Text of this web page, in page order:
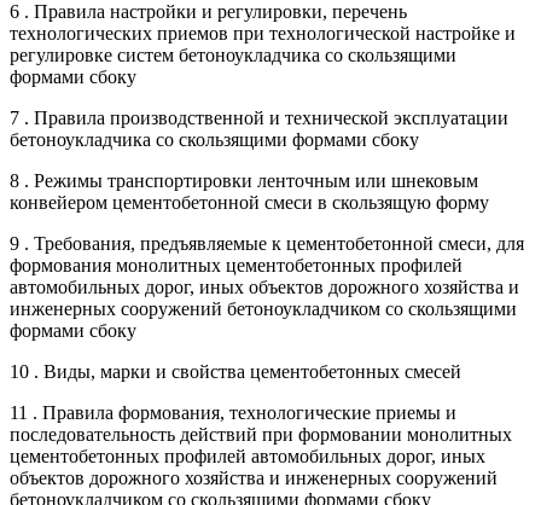
6 . Правила настройки и регулировки, перечень
технологических приемов при технологической настройке и
регулировке систем бетоноукладчика со скользящими
формами сбоку
7 . Правила производственной и технической эксплуатации
бетоноукладчика со скользящими формами сбоку
8 . Режимы транспортировки ленточным или шнековым
конвейером цементобетонной смеси в скользящую форму
9 . Требования, предъявляемые к цементобетонной смеси, для
формования монолитных цементобетонных профилей
автомобильных дорог, иных объектов дорожного хозяйства и
инженерных сооружений бетоноукладчиком со скользящими
формами сбоку
10 . Виды, марки и свойства цементобетонных смесей
11 . Правила формования, технологические приемы и
последовательность действий при формовании монолитных
цементобетонных профилей автомобильных дорог, иных
объектов дорожного хозяйства и инженерных сооружений
бетоноукладчиком со скользящими формами сбоку